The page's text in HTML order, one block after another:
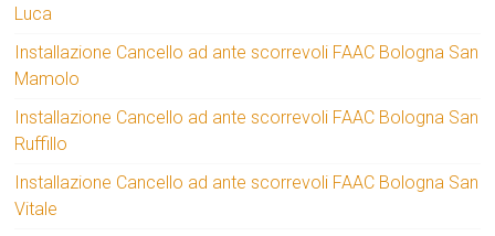
Luca
Installazione Cancello ad ante scorrevoli FAAC Bologna San
Mamolo
Installazione Cancello ad ante scorrevoli FAAC Bologna San
Ruffillo
Installazione Cancello ad ante scorrevoli FAAC Bologna San
Vitale